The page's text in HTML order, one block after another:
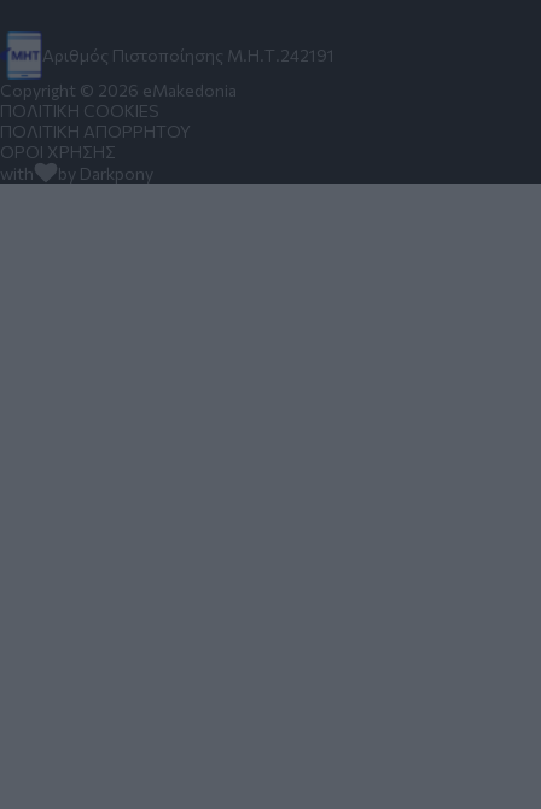
Αριθμός Πιστοποίησης Μ.Η.Τ.242191
Copyright © 2026 eMakedonia
ΠΟΛΙΤΙΚΗ COOKIES
ΠΟΛΙΤΙΚΗ ΑΠΟΡΡΗΤΟΥ
ΟΡΟΙ ΧΡΗΣΗΣ
with
by Darkpony